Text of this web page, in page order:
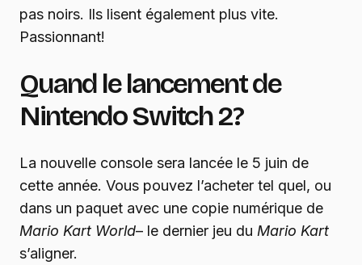
pas noirs. Ils lisent également plus vite.
Passionnant!
Quand le lancement de
Nintendo Switch 2?
La nouvelle console sera lancée le 5 juin de
cette année. Vous pouvez l’acheter tel quel, ou
dans un paquet avec une copie numérique de
Mario Kart World– le dernier jeu du Mario Kart
s’aligner.